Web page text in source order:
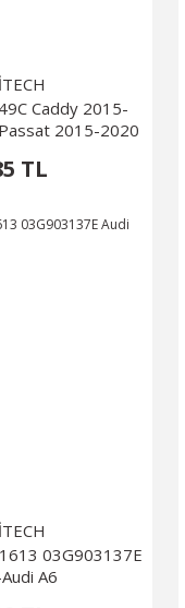
Caddy 2015-
2015-2020
TL
03G903137E
A6